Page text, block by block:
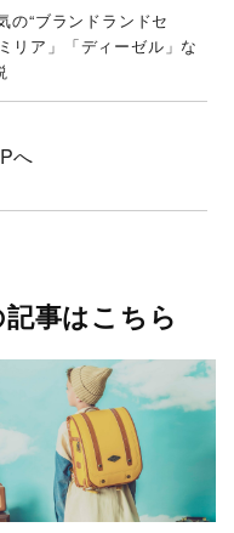
の“ブランドランドセ
リア」「ディーゼル」な
へ
事はこちら